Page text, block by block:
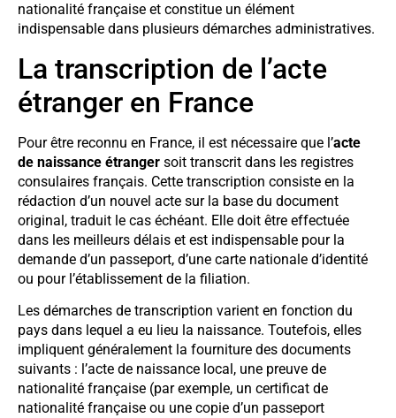
nationalité française et constitue un élément
indispensable dans plusieurs démarches administratives.
La transcription de l’acte
étranger en France
Pour être reconnu en France, il est nécessaire que l’acte
de naissance étranger soit transcrit dans les registres
consulaires français. Cette transcription consiste en la
rédaction d’un nouvel acte sur la base du document
original, traduit le cas échéant. Elle doit être effectuée
dans les meilleurs délais et est indispensable pour la
demande d’un passeport, d’une carte nationale d’identité
ou pour l’établissement de la filiation.
Les démarches de transcription varient en fonction du
pays dans lequel a eu lieu la naissance. Toutefois, elles
impliquent généralement la fourniture des documents
suivants : l’acte de naissance local, une preuve de
nationalité française (par exemple, un certificat de
nationalité française ou une copie d’un passeport